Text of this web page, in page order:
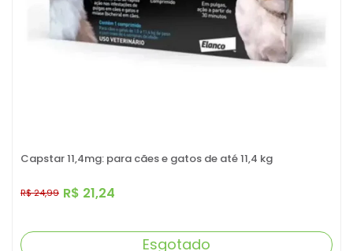
Capstar 11,4mg: para cães e gatos de até 11,4 kg
R$ 21,24
R$ 24,99
Esgotado